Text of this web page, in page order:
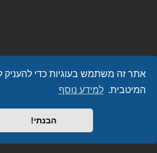
אתר זה משתמש בעוגיות כדי להעניק
המיטבית. למידע נוסף
הבנתי!